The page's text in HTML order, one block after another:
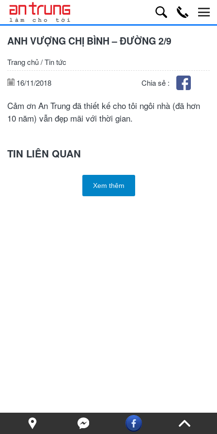
ANH VƯỢNG CHỊ BÌNH – ĐƯỜNG 2/9
Trang chủ/Tin tức
Chia sẻ :
16/11/2018
Cảm ơn An Trung đã thiết kế cho tôi ngôi nhà (đã hơn
10 năm) vẫn đẹp mãi với thời gian.
TIN LIÊN QUAN
Xem thêm